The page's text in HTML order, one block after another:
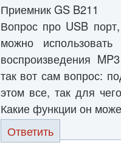
Приемник GS B211
Вопрос про USB
можно
воспроизведения
так вот сам вопрос:
этом все, так для
Какие функции он
Ответить